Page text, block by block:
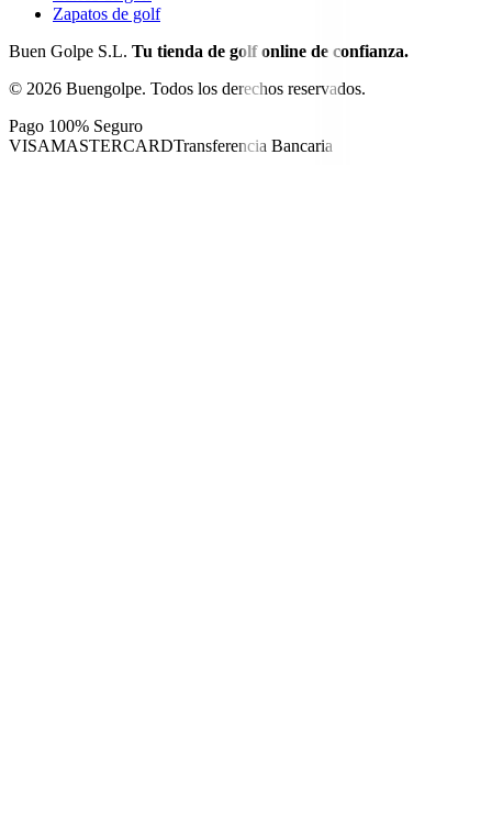
Zapatos de golf
Buen Golpe S.L. Tu tienda de golf online de confianza.
© 2026 Buengolpe. Todos los derechos reservados.
Pago 100% Seguro
VISAMASTERCARDTransferencia Bancaria